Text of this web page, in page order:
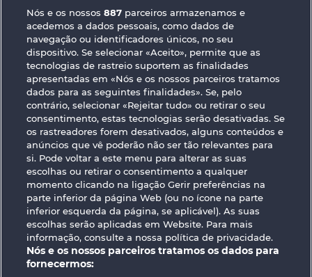
Jack Potter and the Book of Dynasties Magic Book
Termos e Condições
Declaração de Privacidade
Empresa Perguntas frequentes
Facebook
Enviar pedido de rescisão
Nós e os nossos887 parceiros armazenamos e
acedemos a dados pessoais, como dados de
navegação ou identificadores únicos, no seu
dispositivo. Se selecionar «Aceito», permite que as
tecnologias de rastreio suportem as finalidades
apresentadas em «Nós e os nossos parceiros tratamos
dados para as seguintes finalidades». Se, pelo
contrário, selecionar «Rejeitar tudo» ou retirar o seu
consentimento, estas tecnologias serão desativadas. Se
os rastreadores forem desativados, alguns conteúdos e
anúncios que vê poderão não ser tão relevantes para
si. Pode voltar a este menu para alterar as suas
escolhas ou retirar o consentimento a qualquer
momento clicando na ligação Gerir preferências na
parte inferior da página Web (ou no ícone na parte
inferior esquerda da página, se aplicável). As suas
escolhas serão aplicadas em Website. Para mais
informação, consulte a nossa política de privacidade.
Nós e os nossos parceiros tratamos os dados para
fornecermos: